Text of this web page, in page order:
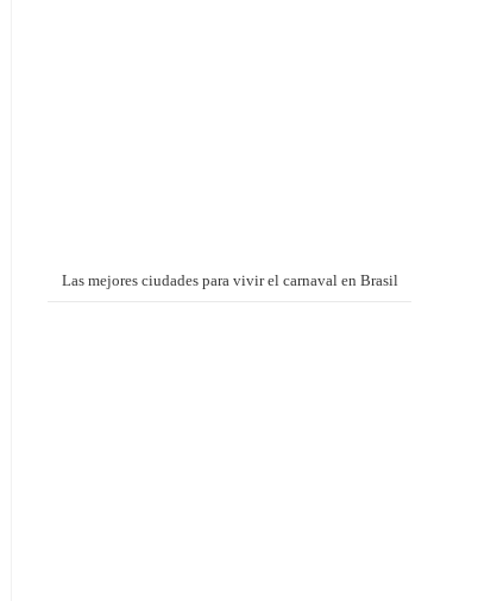
Las mejores ciudades para vivir el carnaval en Brasil